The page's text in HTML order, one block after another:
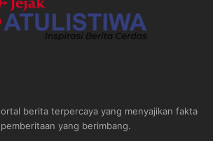
berita terpercaya yang menyajikan fakta
yang berimbang.